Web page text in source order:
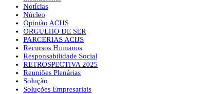
Notícias
Núcleo
Opinião ACIJS
ORGULHO DE SER
PARCERIAS ACIJS
Recursos Humanos
Responsabilidade Social
RETROSPECTIVA 2025
Reuniões Plenárias
Solução
Soluções Empresariais